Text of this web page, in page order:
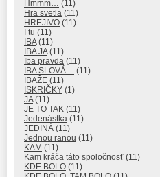
Hmmm…
(11)
Hra svetla (11)
HREJIVO (11)
I tu (11)
IBA(11)
IBA JA(11)
Iba pravda (11)
IBA SLOVÁ…
(11)
IBAŽE (11)
ISKRIČKY (1)
JA(11)
JE TO TAK (11)
Jedenástka (11)
JEDINÁ (11)
Jednou ranou (11)
KAM (11)
Kam kráča táto spoločnosť (11)
KDE BOLO (11)